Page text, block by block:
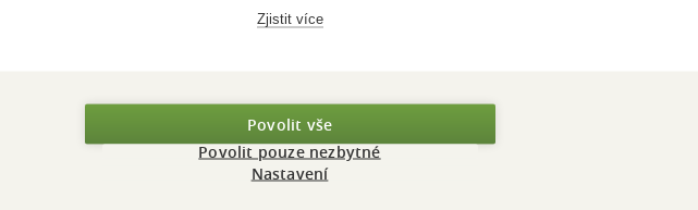
beletrie z nakladatelství Paseka a Prostor za výhodné ceny od 49 Kč.
Zjistit více
Povolit vše
Povolit pouze nezbytné
Nastavení